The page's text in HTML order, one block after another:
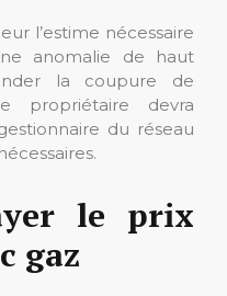
l’estime nécessaire
anomalie de haut
la coupure de
propriétaire devra
du réseau
le prix
gaz